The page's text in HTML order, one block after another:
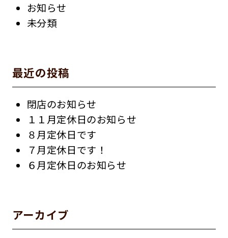
お知らせ
未分類
最近の投稿
閉店のお知らせ
１１月定休日のお知らせ
８月定休日です
７月定休日です！
６月定休日のお知らせ
アーカイブ